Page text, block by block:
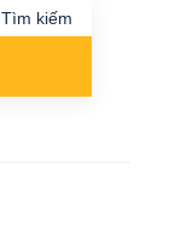
Tìm kiếm